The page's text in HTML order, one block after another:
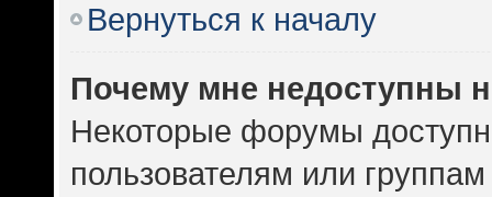
Вернуться к началу
Почему мне недоступны
Некоторые форумы
пользователям или